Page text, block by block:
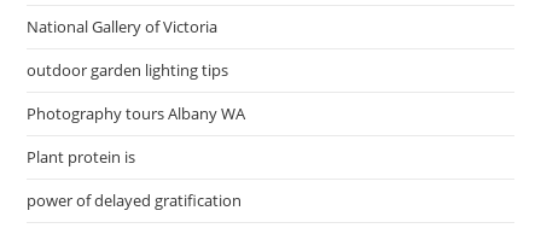
National Gallery of Victoria
outdoor garden lighting tips
Photography tours Albany WA
Plant protein is
power of delayed gratification